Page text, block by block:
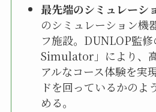
最先端のシミュレーシ
のシミュレーション機
フ施設。DUNLOP監
Simulator」により、
アルなコース体験を実
ドを回っているかのよ
める。